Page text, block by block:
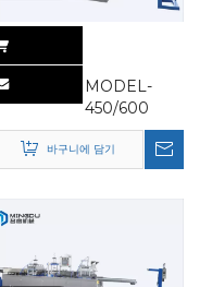
MODEL-
450/600
바구니에 담기